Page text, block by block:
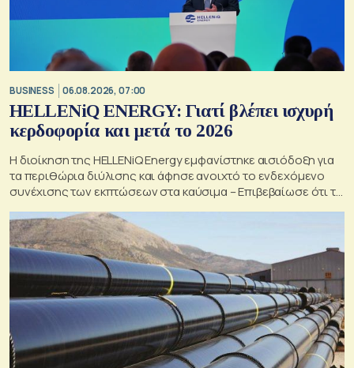
BUSINESS 06.08.2026, 07:00
HELLENiQ ENERGY: Γιατί βλέπει ισχυρή
κερδοφορία και μετά το 2026
Η διοίκηση της HELLENiQ Energy εμφανίστηκε αισιόδοξη για
τα περιθώρια διύλισης και άφησε ανοιχτό το ενδεχόμενο
συνέχισης των εκπτώσεων στα καύσιμα – Επιβεβαίωσε ότι το